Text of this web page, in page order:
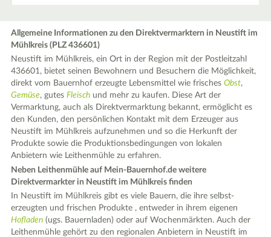
Allgemeine Informationen zu den Direktvermarktern in Neustift im
Mühlkreis (PLZ 436601)
Neustift im Mühlkreis, ein Ort in der Region mit der Postleitzahl
436601, bietet seinen Bewohnern und Besuchern die Möglichkeit,
direkt vom Bauernhof erzeugte Lebensmittel wie frischesObst,
Gemüse, gutesFleisch und mehr zu kaufen. Diese Art der
Vermarktung, auch als Direktvermarktung bekannt, ermöglicht es
den Kunden, den persönlichen Kontakt mit dem Erzeuger aus
Neustift im Mühlkreis aufzunehmen und so die Herkunft der
Produkte sowie die Produktionsbedingungen von lokalen
Anbietern wie Leithenmühle zu erfahren.
Neben Leithenmühle auf Mein-Bauernhof.de weitere
Direktvermarkter in Neustift im Mühlkreis finden
In Neustift im Mühlkreis gibt es viele Bauern, die ihre selbst-
erzeugten und frischen Produkte , entweder in ihrem eigenen
Hofladen (ugs. Bauernladen) oder auf Wochenmärkten. Auch der
Leithenmühle gehört zu den regionalen Anbietern in Neustift im